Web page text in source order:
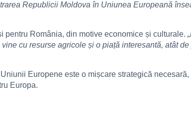
Republicii Moldova în Uniunea Europeană
pentru România, din motive economice și culturale.
cu resurse agricole și o piață interesantă, atât
Europene este o mișcare strategică
Europa.